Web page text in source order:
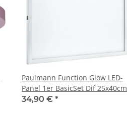
Paulmann Function Glow LED-
Panel 1er BasicSet Dif 25x40cm
8W 230/24V 24VA Weiß satiniert
34,90 € *